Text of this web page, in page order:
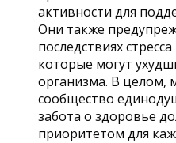
активности для
Они также
последствиях
которые могут
организма. В целом,
сообщество
забота о здоровье
приоритетом для